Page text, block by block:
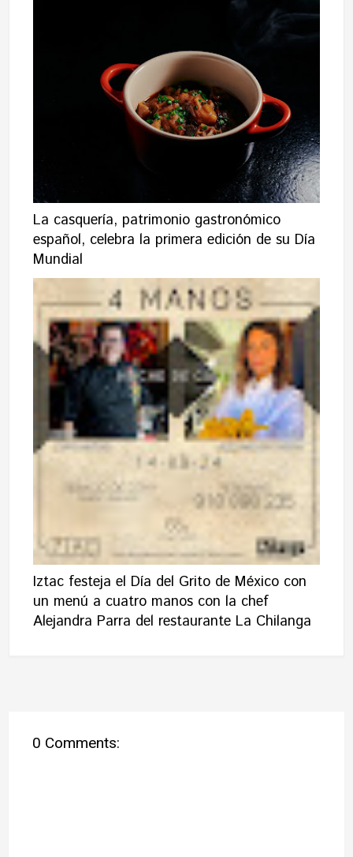
La casquería, patrimonio gastronómico
español, celebra la primera edición de su Día
Mundial
Iztac festeja el Día del Grito de México con
un menú a cuatro manos con la chef
Alejandra Parra del restaurante La Chilanga
0 Comments: